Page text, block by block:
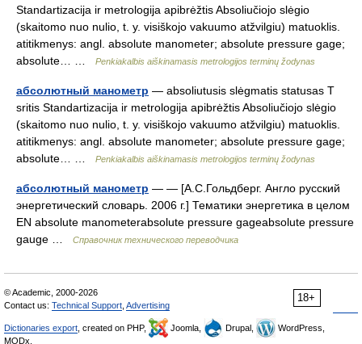
Standartizacija ir metrologija apibrėžtis Absoliučiojo slėgio
(skaitomo nuo nulio, t. y. visiškojo vakuumo atžvilgiu) matuoklis.
atitikmenys: angl. absolute manometer; absolute pressure gage;
absolute… …
Penkiakalbis aiškinamasis metrologijos terminų žodynas
абсолютный манометр — absoliutusis slėgmatis statusas T
sritis Standartizacija ir metrologija apibrėžtis Absoliučiojo slėgio
(skaitomo nuo nulio, t. y. visiškojo vakuumo atžvilgiu) matuoklis.
atitikmenys: angl. absolute manometer; absolute pressure gage;
absolute… …
Penkiakalbis aiškinamasis metrologijos terminų žodynas
абсолютный манометр — — [А.С.Гольдберг. Англо русский
энергетический словарь. 2006 г.] Тематики энергетика в целом
EN absolute manometerabsolute pressure gageabsolute pressure
gauge …
Справочник технического переводчика
18+
© Academic, 2000-2026
Contact us: Technical Support Advertising
Dictionaries export , created on PHP, Joomla, Drupal,
WordPress,
MODx.